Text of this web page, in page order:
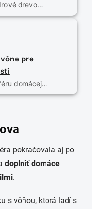
drevo…
pre
domácej…
pokračovala aj po
doplniť domáce
.
s vôňou, ktorá ladí s